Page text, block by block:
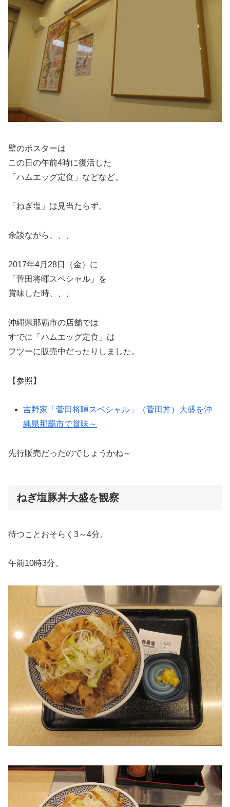
壁のポスターは
この日の午前4時に復活した
「ハムエッグ定食」などなど。
「ねぎ塩」は見当たらず。
余談ながら、、、
2017年4月28日（金）に
「菅田将暉スペシャル」を
賞味した時、、、
沖縄県那覇市の店舗では
すでに「ハムエッグ定食」は
フツーに販売中だったりしました。
【参照】
吉野家「菅田将暉スペシャル」（菅田丼）大盛を沖
縄県那覇市で賞味～
先行販売だったのでしょうかね～
ねぎ塩豚丼大盛を観察
待つことおそらく3～4分。
午前10時3分。